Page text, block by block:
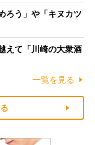
ろう」や「キヌカツ
えて「川崎の大衆酒
一覧を見る